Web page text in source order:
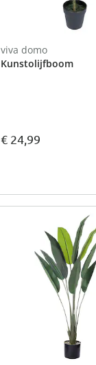
viva domo
Kunstolijfboom
€ 24,99